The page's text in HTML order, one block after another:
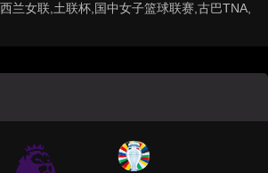
兰女联,土联杯,国中女子篮球联赛,古巴TNA,